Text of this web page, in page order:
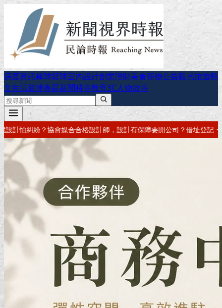
房產資訊棒球籃球室內設計創業理財美食寵物公益觀光旅遊藝
文生活旗津專區新聞時事教育3C人物故事
障要開公司？借址登記・公司設立・工商登記一次辦好記帳報稅・節